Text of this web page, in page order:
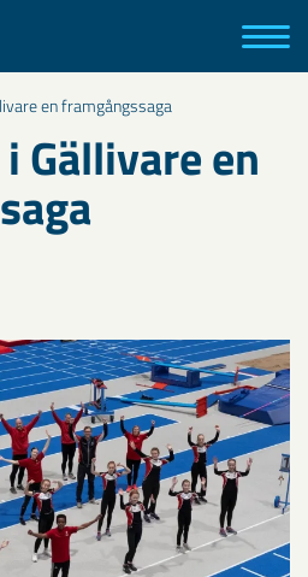
en framgångssaga
Gällivare en